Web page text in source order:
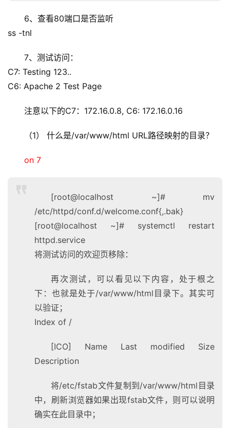
6、查看80端口是否监听
ss -tnl
7、测试访问：
C7: Testing 123..
C6: Apache 2 Test Page
注意以下的C7：172.16.0.8, C6: 172.16.0.16
（1） 什么是/var/www/html URL路径映射的目录？
on 7
[root@localhost ~]# mv
/etc/httpd/conf.d/welcome.conf{,.bak}
[root@localhost ~]# systemctl restart
httpd.service
将测试访问的欢迎页移除：
再次测试，可以看见以下内容，处于根之
下：也就是处于/var/www/html目录下。其实可
以验证；
Index of /
[ICO] Name Last modified Size
Description
将/etc/fstab文件复制到/var/www/html目录
中，刷新浏览器如果出现fstab文件，则可以说明
确实在此目录中；